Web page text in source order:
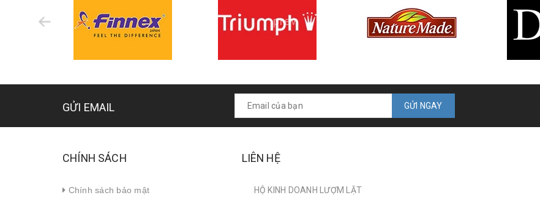
prev
GỬI EMAIL GỬI NGAY
CHÍNH SÁCH
Chính sách bảo mật
LIÊN HỆ
HỘ KINH DOANH LƯỢM LẶT